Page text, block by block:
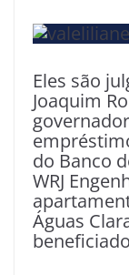
Eles são
Joaquim
do Banco
WRJ
Águas